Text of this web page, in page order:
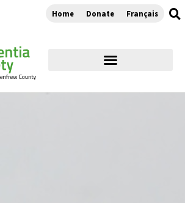
Home Donate Français